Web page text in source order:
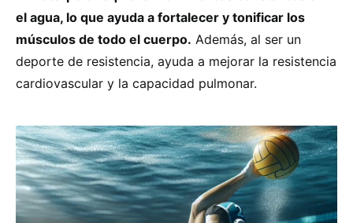
el agua, lo que ayuda a fortalecer y tonificar los
músculos de todo el cuerpo. Además, al ser un
deporte de resistencia, ayuda a mejorar la resistencia
cardiovascular y la capacidad pulmonar.